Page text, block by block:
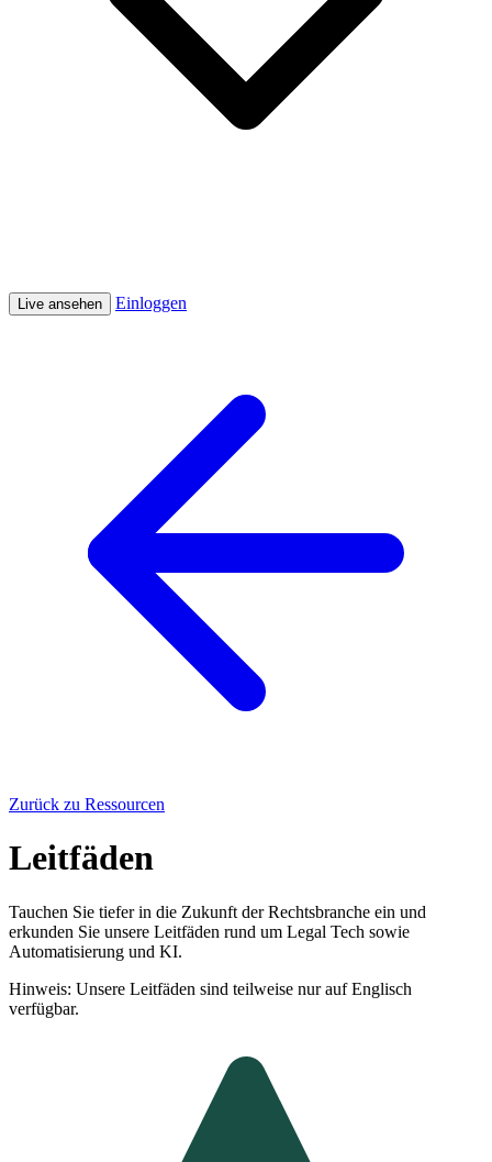
Live ansehen Einloggen
Zurück zu Ressourcen
Leitfäden
Tauchen Sie tiefer in die Zukunft der Rechtsbranche ein und
erkunden Sie unsere Leitfäden rund um Legal Tech sowie
Automatisierung und KI.
Hinweis: Unsere Leitfäden sind teilweise nur auf Englisch
verfügbar.